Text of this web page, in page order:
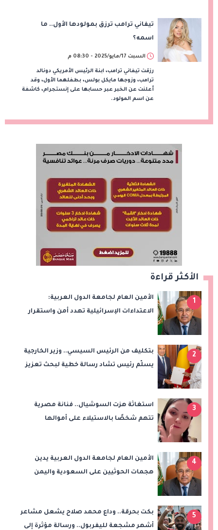
تيفاني ترامب ترزق بمولودها الأول.. ما
اسمه؟
السبت 17/مايو/2025 - 08:30 م
رزقت تيفاني ترامب، ابنة الرئيس الأمريكي دونالد
ترامب، وزوجها مايكل بولس، بطفلهما الأول، وقد
أعلنت عن الخبر عبر حسابها على إنستجرام، كاشفة
عن اسم المولود.
الأكثر قراءة
1
الأمين العام لجامعة الدول العربية:
الاعتداءات الإسرائيلية تهدد أمن واستقرار
2
بتكليف من الرئيس السيسي.. وزير الخارجية
يسلّم رئيس تشاد رسالة خطية لبحث تعزيز
3
استغاثة هزت السوشيال.. فنانة مصرية
تتهم شخصًا بالاستيلاء على أموالها
4
الأمين العام لجامعة الدول العربية يدين
هجمات الحوثيين على السعودية واليمن
5
بكت بحرقة.. وداع محمد صلاح يشعل مشاعر
أشهر مشجعة لليفربول.. ورسالة مؤثرة إلى